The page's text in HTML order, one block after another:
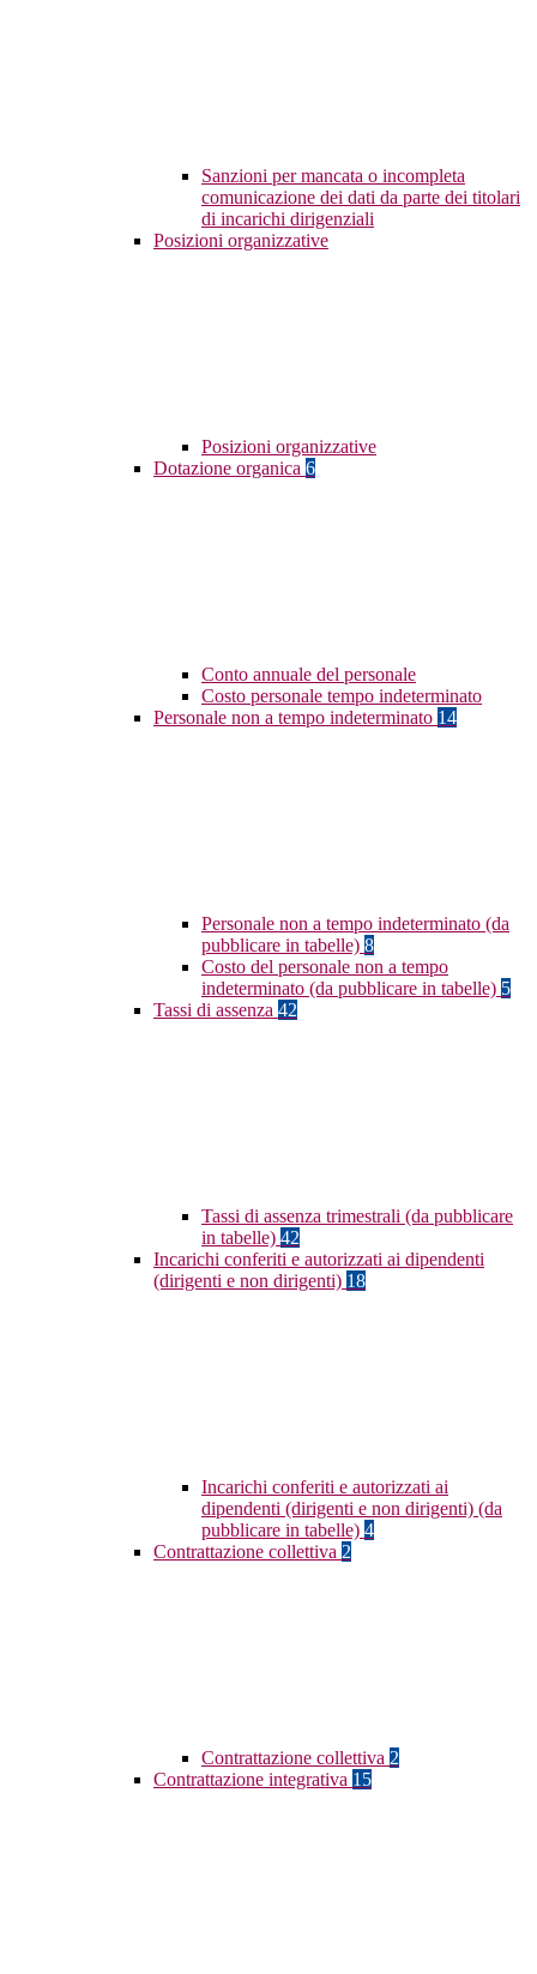
Sanzioni per mancata o incompleta
comunicazione dei dati da parte dei titolari
di incarichi dirigenziali
Posizioni organizzative
Posizioni organizzative
Dotazione organica 6
Conto annuale del personale
Costo personale tempo indeterminato
Personale non a tempo indeterminato 14
Personale non a tempo indeterminato (da
pubblicare in tabelle) 8
Costo del personale non a tempo
indeterminato (da pubblicare in tabelle) 5
Tassi di assenza 42
Tassi di assenza trimestrali (da pubblicare
in tabelle) 42
Incarichi conferiti e autorizzati ai dipendenti
(dirigenti e non dirigenti) 18
Incarichi conferiti e autorizzati ai
dipendenti (dirigenti e non dirigenti) (da
pubblicare in tabelle) 4
Contrattazione collettiva 2
Contrattazione collettiva 2
Contrattazione integrativa 15